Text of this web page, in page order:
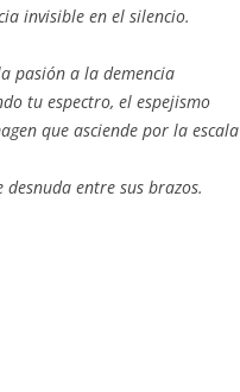
invisible en el silencio.
pasión a la demencia
tu espectro, el espejismo
que asciende por la escala
desnuda entre sus brazos.